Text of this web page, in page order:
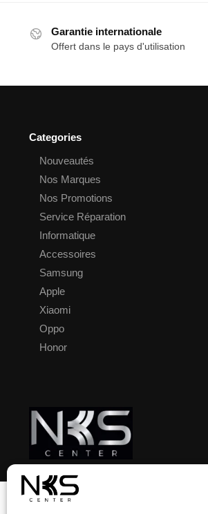
Garantie internationale
Offert dans le pays d'utilisation
Categories
Nouveautés
Nos Marques
Nos Promotions
Service Réparation
Informatique
Accessoires
Samsung
Apple
Xiaomi
Oppo
Honor